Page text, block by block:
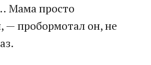
Мама просто
— пробормотал он, не